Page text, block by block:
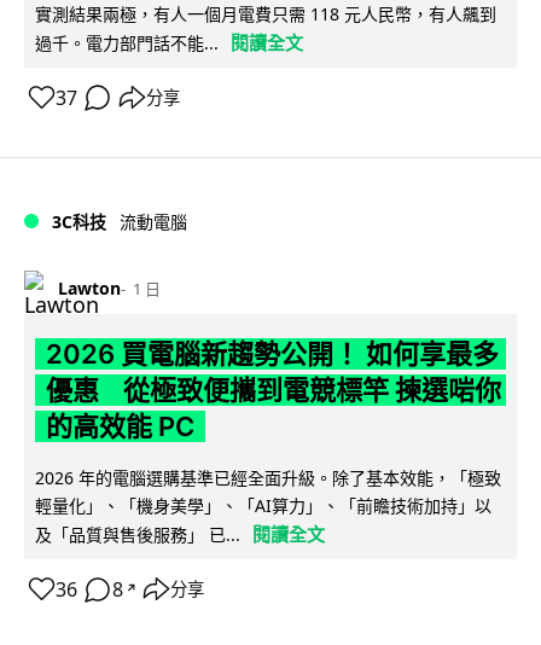
實測結果兩極，有人一個月電費只需 118 元人民幣，有人飆到
過千。電力部門話不能...
閱讀全文
37 分享
3C科技 流動電腦
Lawton 1 日
2026 買電腦新趨勢公開！ 如何享最多
優惠 從極致便攜到電競標竿 揀選啱你
的高效能 PC
2026 年的電腦選購基準已經全面升級。除了基本效能，「極致
輕量化」、「機身美學」、「AI算力」、「前瞻技術加持」以
及「品質與售後服務」 已...
閱讀全文
36 8 ↗ 分享